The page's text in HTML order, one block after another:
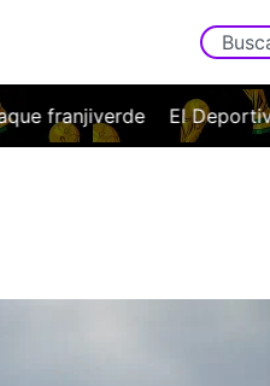
El Deportivo firma las